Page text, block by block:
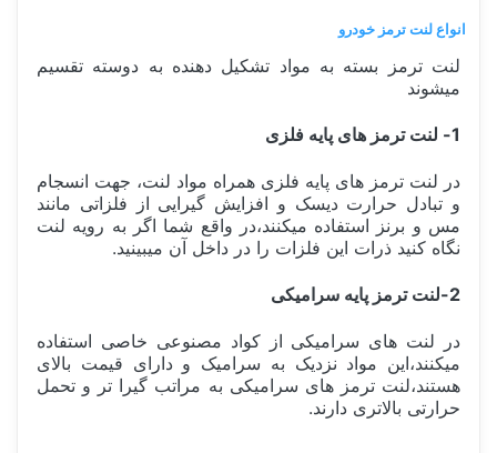
انواع لنت ترمز خودرو
لنت ترمز بسته به مواد تشکیل دهنده به دوسته تقسیم
میشوند
1- لنت ترمز های پایه فلزی
در لنت ترمز های پایه فلزی همراه مواد لنت، جهت انسجام
و تبادل حرارت دیسک و افزایش گیرایی از فلزاتی مانند
مس و برنز استفاده میکنند،در واقع شما اگر به رویه لنت
نگاه کنید ذرات این فلزات را در داخل آن میبینید.
2-لنت ترمز پایه سرامیکی
در لنت های سرامیکی از کواد مصنوعی خاصی استفاده
میکنند،این مواد نزدیک به سرامیک و دارای قیمت بالای
هستند،لنت ترمز های سرامیکی به مراتب گیرا تر و تحمل
حرارتی بالاتری دارند.